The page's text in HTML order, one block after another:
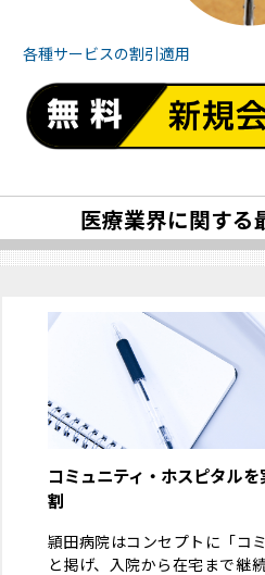
各種サービスの割引適用
医療業界に関する
コミュニティ・ホスピタル
割
頴田病院はコンセプトに「コ
と掲げ、入院から在宅まで継